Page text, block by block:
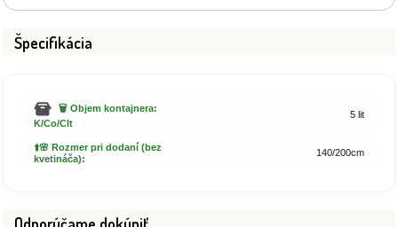
Špecifikácia
🗑️ Objem kontajnera:
K/Co/Clt
5 lit
⬆️🌸 Rozmer pri dodaní (bez
kvetináča):
140/200cm